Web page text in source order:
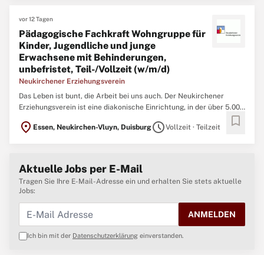
vor 12 Tagen
Pädagogische Fachkraft Wohngruppe für
Kinder, Jugendliche und junge
Erwachsene mit Behinderungen,
unbefristet, Teil-/Vollzeit (w/m/d)
Neukirchener Erziehungsverein
Das Leben ist bunt, die Arbeit bei uns auch. Der Neukirchener
Erziehungsverein ist eine diakonische Einrichtung, in der über 5.000
Jugend-, Eingliederungs- und Seniorenhilfe sowie Bildung mit
location_on Essen, Neukirchen-Vluyn, DuisburgscheduleVollzeit · Teilzeit bookmark
Aktuelle Jobs per E-Mail
Tragen Sie Ihre E-Mail-Adresse ein und erhalten Sie stets aktuelle
Jobs:
ANMELDEN
Ich bin mit der Datenschutzerklärung einverstanden.